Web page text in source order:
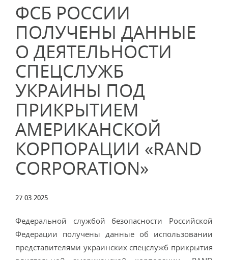
ФСБ РОССИИ
ПОЛУЧЕНЫ ДАННЫЕ
О ДЕЯТЕЛЬНОСТИ
СПЕЦСЛУЖБ
УКРАИНЫ ПОД
ПРИКРЫТИЕМ
АМЕРИКАНСКОЙ
КОРПОРАЦИИ «RAND
CORPORATION»
27.03.2025
Федеральной службой безопасности Российской
Федерации получены данные об использовании
представителями украинских спецслужб прикрытия